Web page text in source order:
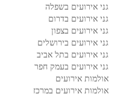
גני אירועים בשפלה
גני אירועים בדרום
גני אירועים בצפון
גני אירועים בירושלים
גני אירועים בתל אביב
גני אירועים בעמק חפר
אולמות אירועים
אולמות אירועים במרכז